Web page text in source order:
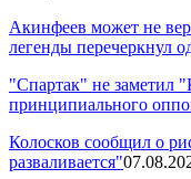
Акинфеев может не
легенды перечеркнул
"Спартак" не заметил
принципиального
Колосков сообщил о
разваливается"